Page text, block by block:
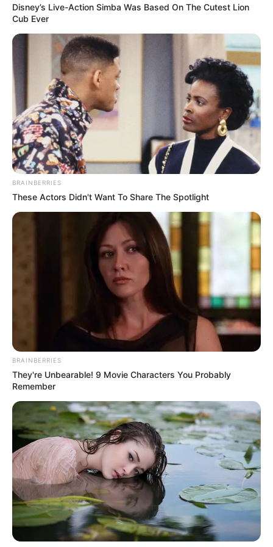
Tidak hanya itu, karirnya semakin banyak diakui dan dipilih
secara khusus membintangi drama berjudul
The Good Detective 2
(2022).
Biodata, Profil, dan Fakta Lee Hyun Wook
Disney’s Live-Action Simba Was Based On The Cutest Lion
Cub Ever
BRAINBERRIES
These Actors Didn't Want To Share The Spotlight
BRAINBERRIES
They're Unbearable! 9 Movie Characters You Probably
Remember